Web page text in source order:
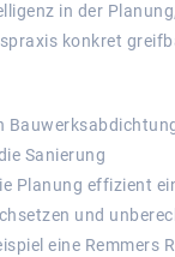
in der
konkret
Sanierung
Planung effizient
und
eine Remmers